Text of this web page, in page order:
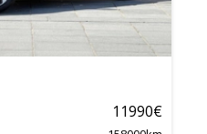
11990€